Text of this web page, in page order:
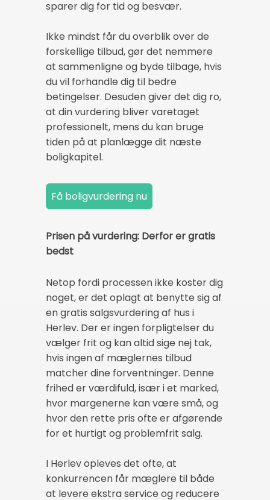
sparer dig for tid og besvær.
Ikke mindst får du overblik over de
forskellige tilbud, gør det nemmere
at sammenligne og byde tilbage, hvis
du vil forhandle dig til bedre
betingelser. Desuden giver det dig ro,
at din vurdering bliver varetaget
professionelt, mens du kan bruge
tiden på at planlægge dit næste
boligkapitel.
Prisen på vurdering: Derfor er gratis
bedst
Netop fordi processen ikke koster dig
noget, er det oplagt at benytte sig af
en gratis salgsvurdering af hus i
Herlev. Der er ingen forpligtelser du
vælger frit og kan altid sige nej tak,
hvis ingen af mæglernes tilbud
matcher dine forventninger. Denne
frihed er værdifuld, især i et marked,
hvor margenerne kan være små, og
hvor den rette pris ofte er afgørende
for et hurtigt og problemfrit salg.
I Herlev opleves det ofte, at
konkurrencen får mæglere til både
at levere ekstra service og reducere